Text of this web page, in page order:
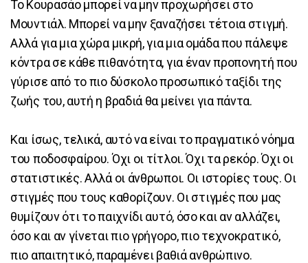
Το Κουρασάο μπορεί να μην προχωρήσει στο
Μουντιάλ. Μπορεί να μην ξαναζήσει τέτοια στιγμή.
Αλλά για μια χώρα μικρή, για μια ομάδα που πάλεψε
κόντρα σε κάθε πιθανότητα, για έναν προπονητή που
γύρισε από το πιο δύσκολο προσωπικό ταξίδι της
ζωής του, αυτή η βραδιά θα μείνει για πάντα.
Και ίσως, τελικά, αυτό να είναι το πραγματικό νόημα
του ποδοσφαίρου. Όχι οι τίτλοι. Όχι τα ρεκόρ. Όχι οι
στατιστικές. Αλλά οι άνθρωποι. Οι ιστορίες τους. Οι
στιγμές που τους καθορίζουν. Οι στιγμές που μας
θυμίζουν ότι το παιχνίδι αυτό, όσο και αν αλλάζει,
όσο και αν γίνεται πιο γρήγορο, πιο τεχνοκρατικό,
πιο απαιτητικό, παραμένει βαθιά ανθρώπινο.